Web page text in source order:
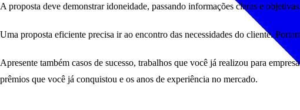
A proposta deve demonstrar idoneidade, passando informações claras e
Uma proposta eficiente precisa ir ao encontro das necessidades do cliente.
Apresente também casos de sucesso, trabalhos que você já realizou para
prêmios que você já conquistou e os anos de experiência no mercado.